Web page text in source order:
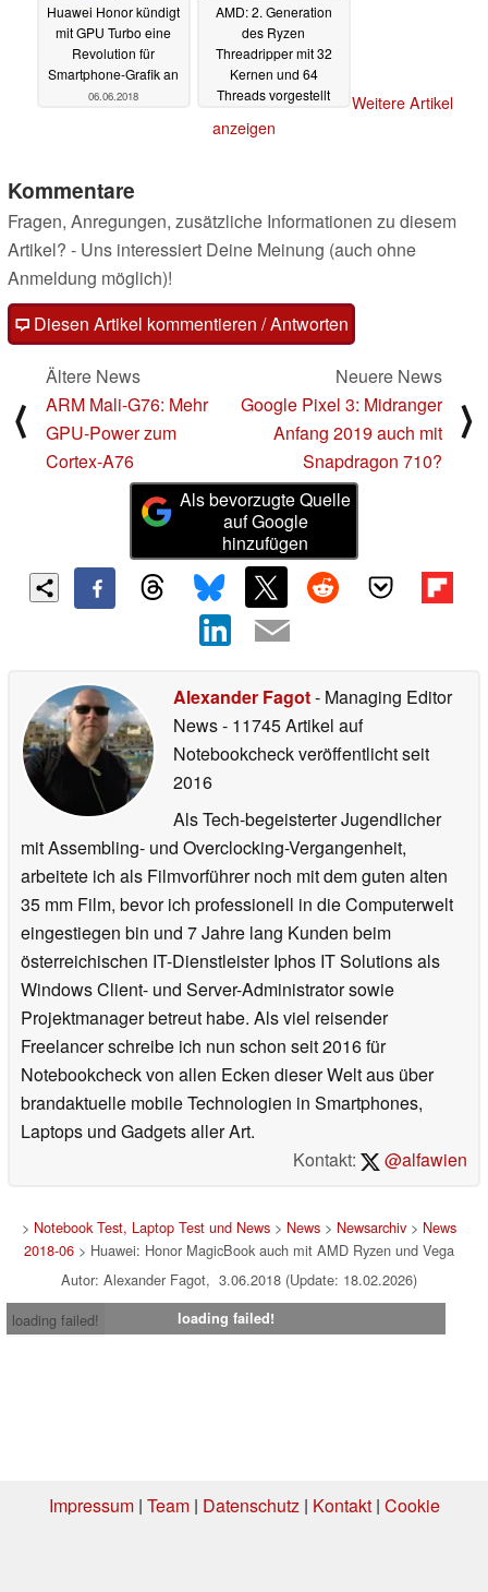
Huawei Honor kündigt
mit GPU Turbo eine
Revolution für
Smartphone-Grafik an
06.06.2018
AMD: 2. Generation
des Ryzen
Threadripper mit 32
Kernen und 64
Threads vorgestellt
Weitere Artikel
anzeigen
Kommentare
Fragen, Anregungen, zusätzliche Informationen zu diesem
Artikel? - Uns interessiert Deine Meinung (auch ohne
Anmeldung möglich)!
Diesen Artikel kommentieren / Antworten
⟨
Ältere News
ARM Mali-G76: Mehr
GPU-Power zum
Cortex-A76
Neuere News
Google Pixel 3: Midranger
Anfang 2019 auch mit
Snapdragon 710?
⟩
Als bevorzugte Quelle
auf Google
hinzufügen
Alexander Fagot- Managing Editor
News- 11745 Artikel auf
Notebookcheck veröffentlichtseit
2016
Als Tech-begeisterter Jugendlicher
mit Assembling- und Overclocking-Vergangenheit,
arbeitete ich als Filmvorführer noch mit dem guten alten
35 mm Film, bevor ich professionell in die Computerwelt
eingestiegen bin und 7 Jahre lang Kunden beim
österreichischen IT-Dienstleister Iphos IT Solutions als
Windows Client- und Server-Administrator sowie
Projektmanager betreut habe. Als viel reisender
Freelancer schreibe ich nun schon seit 2016 für
Notebookcheck von allen Ecken dieser Welt aus über
brandaktuelle mobile Technologien in Smartphones,
Laptops und Gadgets aller Art.
Kontakt:
@alfawien
> Notebook Test, Laptop Test und News> News> Newsarchiv> News
2018-06> Huawei: Honor MagicBook auch mit AMD Ryzen und Vega
Autor: Alexander Fagot, 3.06.2018 (Update: 18.02.2026)
loading failed!
loading failed!
Impressum| Team| Datenschutz| Kontakt| Cookie